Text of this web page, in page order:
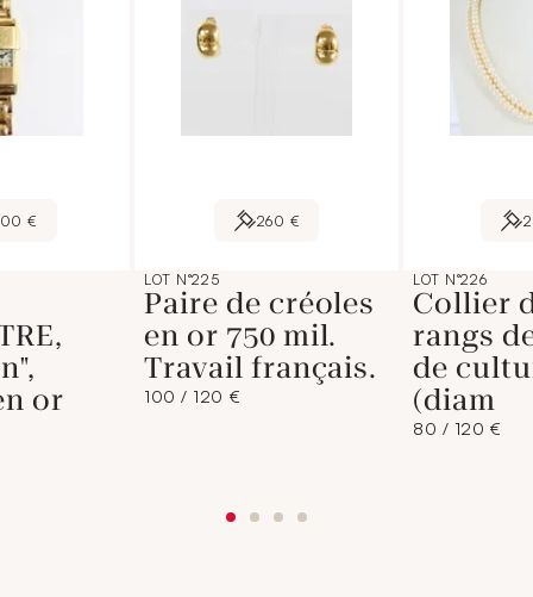
€
or
260 €
LOT N°225
Paire de créoles
en or 750 mil.
Travail français.
100 / 120 €
LOT N°226
Collier
rangs
de
(diam
80 / 120 €